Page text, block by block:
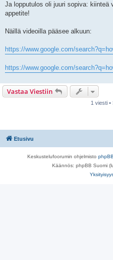
Ja lopputulos oli juuri sopiva: kiinteä
appetite!
Näillä videoilla pääsee alkuun:
https://www.google.com/
https://www.google.com/
Vastaa Viestiin
1 viesti •
Etusivu
Keskustelufoorumin ohjelmisto phpBB
Käännös: phpBB Suomi